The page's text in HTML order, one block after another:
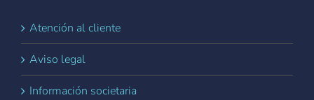
Atención al cliente
Aviso legal
Información societaria